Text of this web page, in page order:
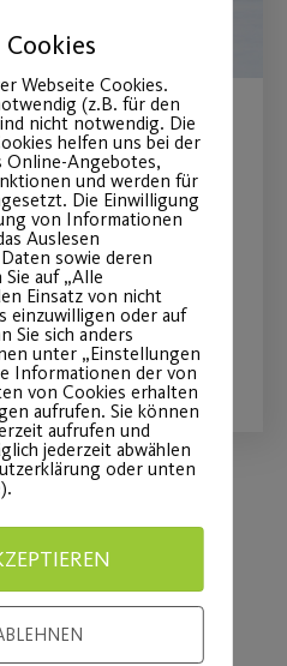
der
Ice-Öffnungszeiten
More
Webseite Cookies.
(z.B. für den
nicht notwendig. Die
helfen uns bei der
Online-Angebotes,
und werden für
Die Einwilligung
von Informationen
Auslesen
sowie deren
auf „Alle
Einsatz von nicht
einzuwilligen oder auf
Sie sich anders
unter „Einstellungen
Informationen der von
von Cookies erhalten
aufrufen. Sie können
aufrufen und
jederzeit abwählen
oder unten